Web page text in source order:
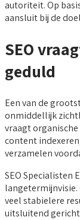
autoriteit. Op
aansluit bij de
SEO
geduld
Een van de
onmiddellijk
vraagt
content
verzamelen
SEO Specialisten
veel stabielere
uitsluitend